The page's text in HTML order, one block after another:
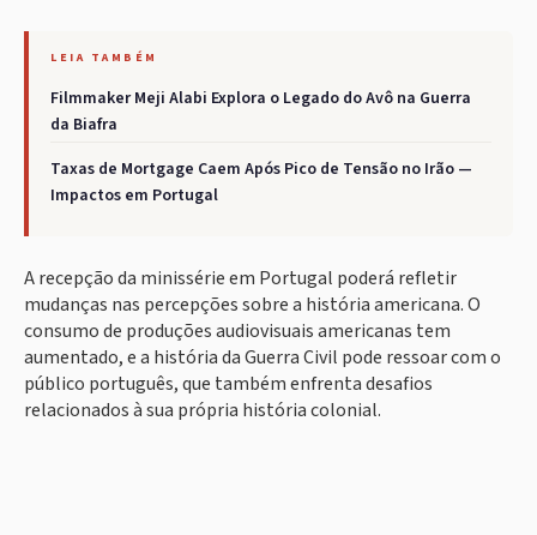
LEIA TAMBÉM
Filmmaker Meji Alabi Explora o Legado do Avô na Guerra
da Biafra
Taxas de Mortgage Caem Após Pico de Tensão no Irão —
Impactos em Portugal
A recepção da minissérie em Portugal poderá refletir
mudanças nas percepções sobre a história americana. O
consumo de produções audiovisuais americanas tem
aumentado, e a história da Guerra Civil pode ressoar com o
público português, que também enfrenta desafios
relacionados à sua própria história colonial.